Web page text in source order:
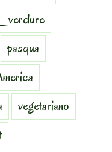
pasqua
vegetariano